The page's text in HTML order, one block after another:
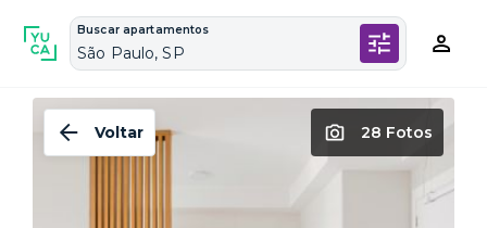
Buscar apartamentos
São Paulo, SP
Voltar 28 Fotos